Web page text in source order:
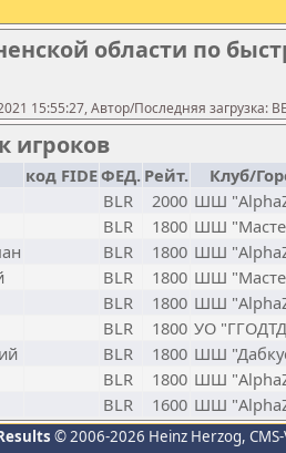
области по
15:55:27, Автор/Последняя загрузка:
игроков
код FIDEФЕД. Рейт.
Клуб/
BLR 2000 ШШ
BLR 1800 ШШ
BLR 1800 ШШ
BLR 1800 ШШ
BLR 1800 ШШ
BLR 1800 УО
BLR 1800 ШШ
BLR 1800 ШШ
BLR 1600 ШШ
© 2006-2026 Heinz Herzog,